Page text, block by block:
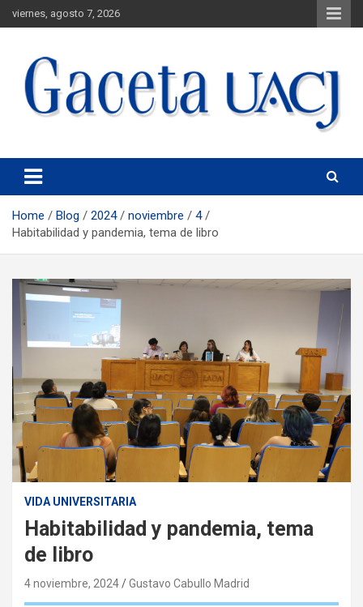
viernes, agosto 7, 2026
Gaceta UACJ
Home Blog 2024 noviembre
4
Habitabilidad y pandemia, tema de libro
VIDA UNIVERSITARIA
Habitabilidad y pandemia, tema
de libro
4 noviembre, 2024 Gustavo Cabullo Madrid